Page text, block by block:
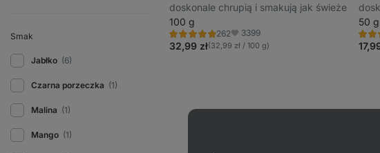
Smak
Jabłko (6)
Czarna porzeczka (1)
Malina (1)
Mango (1)
doskonale chrupią i smakują jak świeże
100 g
262
Ocena
4.8/5,
262
Ulubione
3399
32,99 zł(32,99 zł / 100 g)
50 g
4.8/5,
262